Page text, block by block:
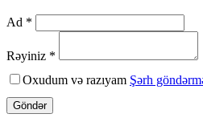
Ad *
Rəyiniz *
Oxudum və razıyam Şərh
Göndər